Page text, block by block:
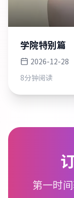
学院特别篇
2026-12-28
8分钟阅读
第一时